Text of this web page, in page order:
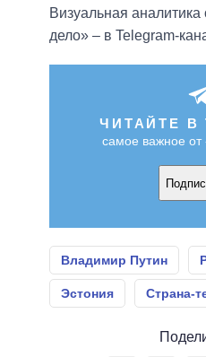
Визуальная
дело» – в Telegram-
ЧИТАЙТЕ В
самое важное
Владимир Путин
Эстония Страна-